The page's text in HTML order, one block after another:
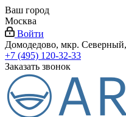
Ваш город
Москва
Войти
Домодедово, мкр.
+7 (495) 120-32-33
Заказать звонок